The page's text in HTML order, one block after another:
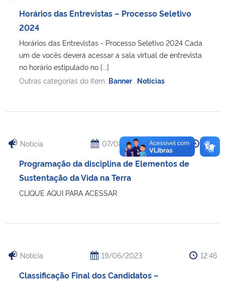
Horários das Entrevistas – Processo Seletivo
2024
Horários das Entrevistas - Processo Seletivo 2024 Cada
um de vocês deverá acessar a sala virtual de entrevista
no horário estipulado no [...]
Outras categorias do item: Banner Notícias
Notícia 07/08/2023 11:18
Programação da disciplina de Elementos de
Sustentação da Vida na Terra
CLIQUE AQUI PARA ACESSAR
Notícia 19/06/2023 12:46
Classificação Final dos Candidatos –